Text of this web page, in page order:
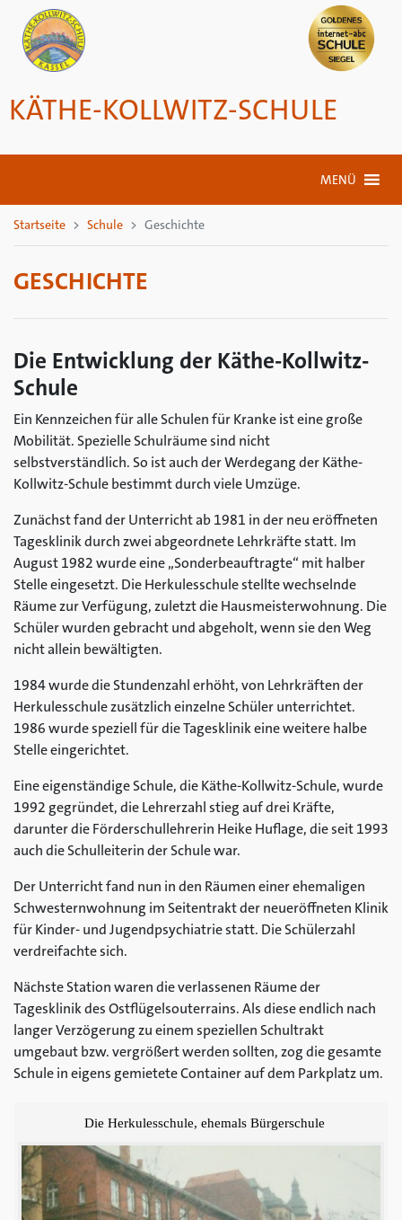
KÄTHE-KOLLWITZ-SCHULE
MENÜ
Startseite Schule Geschichte
GESCHICHTE
Die Entwicklung der Käthe-Kollwitz-
Schule
Ein Kennzeichen für alle Schulen für Kranke ist eine große
Mobilität. Spezielle Schulräume sind nicht
selbstverständlich. So ist auch der Werdegang der Käthe-
Kollwitz-Schule bestimmt durch viele Umzüge.
Zunächst fand der Unterricht ab 1981 in der neu eröffneten
Tagesklinik durch zwei abgeordnete Lehrkräfte statt. Im
August 1982 wurde eine „Sonderbeauftragte“ mit halber
Stelle eingesetzt. Die Herkulesschule stellte wechselnde
Räume zur Verfügung, zuletzt die Hausmeisterwohnung. Die
Schüler wurden gebracht und abgeholt, wenn sie den Weg
nicht allein bewältigten.
1984 wurde die Stundenzahl erhöht, von Lehrkräften der
Herkulesschule zusätzlich einzelne Schüler unterrichtet.
1986 wurde speziell für die Tagesklinik eine weitere halbe
Stelle eingerichtet.
Eine eigenständige Schule, die Käthe-Kollwitz-Schule, wurde
1992 gegründet, die Lehrerzahl stieg auf drei Kräfte,
darunter die Förderschullehrerin Heike Huflage, die seit 1993
auch die Schulleiterin der Schule war.
Der Unterricht fand nun in den Räumen einer ehemaligen
Schwesternwohnung im Seitentrakt der neueröffneten Klinik
für Kinder- und Jugendpsychiatrie statt. Die Schülerzahl
verdreifachte sich.
Nächste Station waren die verlassenen Räume der
Tagesklinik des Ostflügelsouterrains. Als diese endlich nach
langer Verzögerung zu einem speziellen Schultrakt
umgebaut bzw. vergrößert werden sollten, zog die gesamte
Schule in eigens gemietete Container auf dem Parkplatz um.
Die Herkulesschule, ehemals Bürgerschule